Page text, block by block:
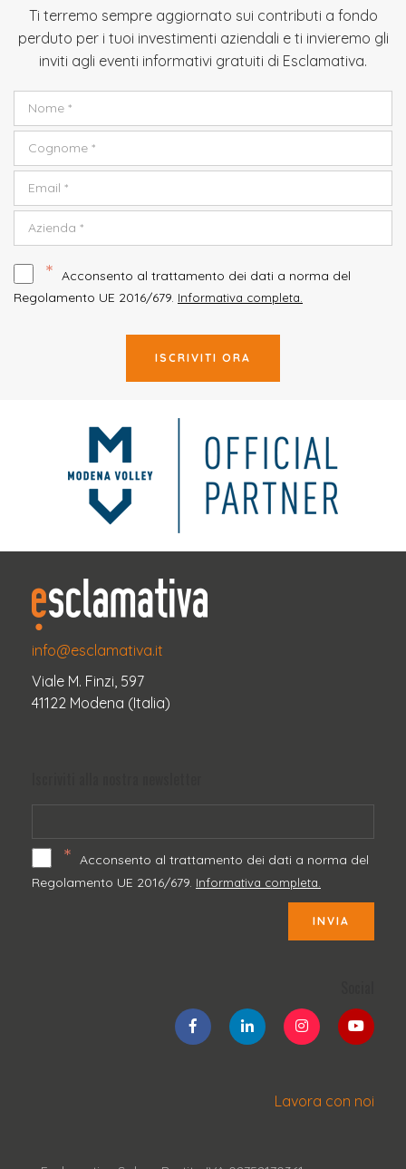
Ti terremo sempre aggiornato sui contributi a fondo
perduto per i tuoi investimenti aziendali e ti invieremo gli
inviti agli eventi informativi gratuiti di Esclamativa.
* Acconsento al trattamento dei dati a norma del
Regolamento UE 2016/679. Informativa completa.
ISCRIVITI ORA
info@esclamativa.it
Viale M. Finzi, 597
41122 Modena (Italia)
* Acconsento al trattamento dei dati a norma del
Regolamento UE 2016/679. Informativa completa.
INVIA
Lavora con noi